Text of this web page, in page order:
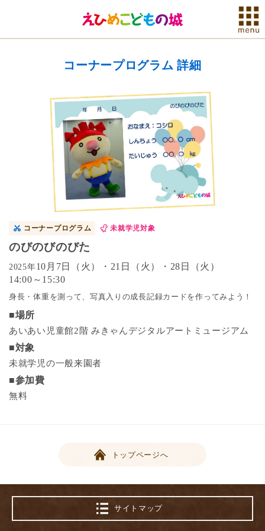
コーナープログラム 詳細
コーナープログラム 未就学児対象
のびのびのびた
2025年10月7日（火）・21日（火）・28日（火）
14:00～15:30
身長・体重を測って、写真入りの成長記録カードを作ってみよう！
■場所
あいあい児童館2階 みきゃんデジタルアートミュージアム
■対象
未就学児の一般来園者
■参加費
無料
トップページへ
サイトマップ